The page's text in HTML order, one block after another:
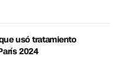
usó tratamiento
2024